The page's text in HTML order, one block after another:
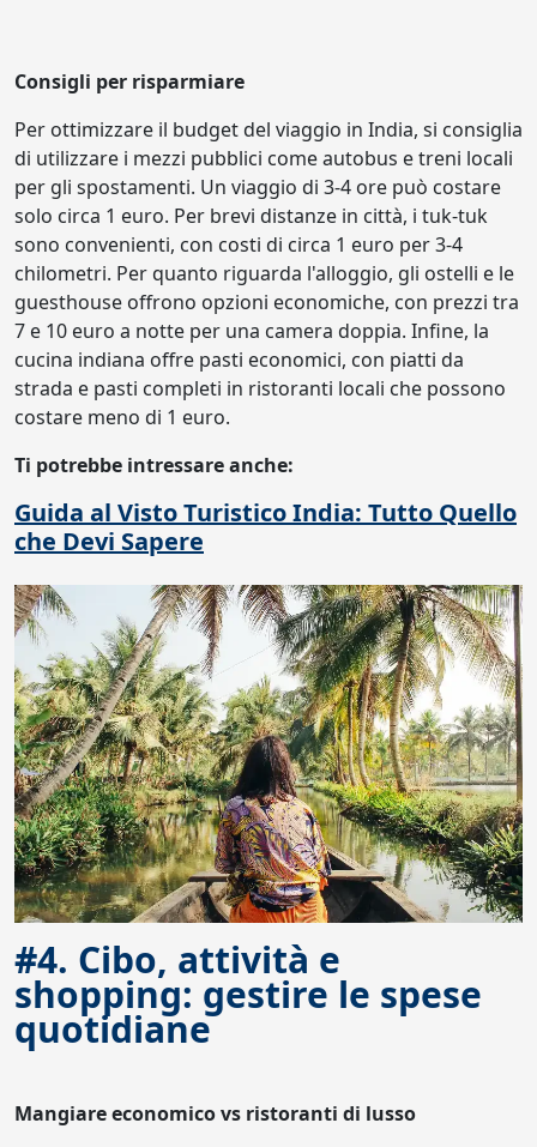
Consigli per risparmiare
Per ottimizzare il budget del viaggio in India, si consiglia
di utilizzare i mezzi pubblici come autobus e treni locali
per gli spostamenti. Un viaggio di 3-4 ore può costare
solo circa 1 euro. Per brevi distanze in città, i tuk-tuk
sono convenienti, con costi di circa 1 euro per 3-4
chilometri. Per quanto riguarda l'alloggio, gli ostelli e le
guesthouse offrono opzioni economiche, con prezzi tra
7 e 10 euro a notte per una camera doppia. Infine, la
cucina indiana offre pasti economici, con piatti da
strada e pasti completi in ristoranti locali che possono
costare meno di 1 euro.
Ti potrebbe intressare anche:
Guida al Visto Turistico India: Tutto Quello
che Devi Sapere
#4. Cibo, attività e
shopping: gestire le spese
quotidiane
Mangiare economico vs ristoranti di lusso